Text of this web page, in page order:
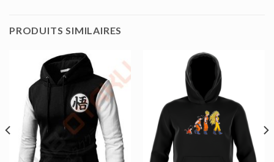
PRODUITS SIMILAIRES